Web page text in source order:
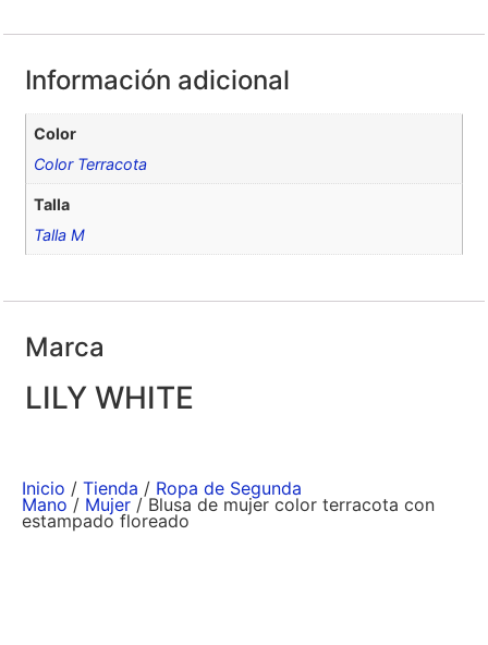
Información adicional
Color
Color Terracota
Talla
Talla M
Marca
LILY WHITE
Inicio / Tienda / Ropa de Segunda
Mano / Mujer / Blusa de mujer color terracota con
estampado floreado